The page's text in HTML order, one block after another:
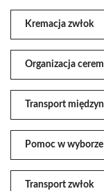
Kremacja zwłok
Organizacja
Transport
Pomoc w
Transport zwłok